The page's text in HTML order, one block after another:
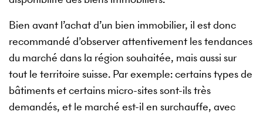
Bien avant l’achat d’un bien immobilier, il est donc
recommandé d’observer attentivement les tendances
du marché dans la région souhaitée, mais aussi sur
tout le territoire suisse. Par exemple: certains types de
bâtiments et certains micro-sites sont-ils très
demandés, et le marché est-il en surchauffe, avec